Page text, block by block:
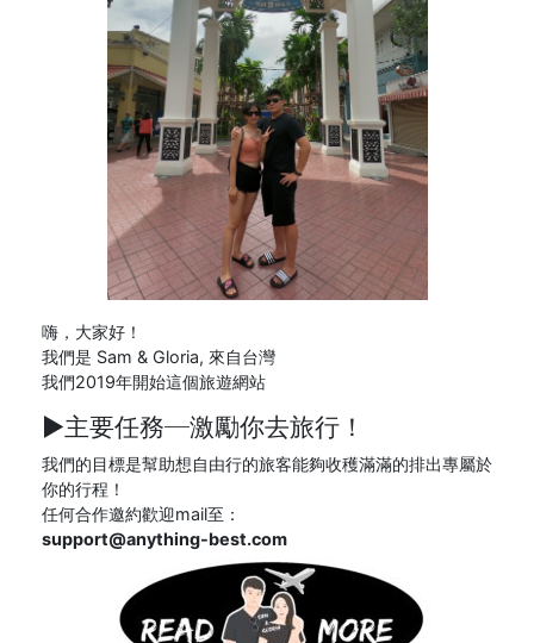
嗨，大家好！
我們是 Sam & Gloria, 來自台灣
我們2019年開始這個旅遊網站
►主要任務─激勵你去旅行！
我們的目標是幫助想自由行的旅客能夠收穫滿滿的排出專屬於
你的行程！
任何合作邀約歡迎mail至：
support@anything-best.com